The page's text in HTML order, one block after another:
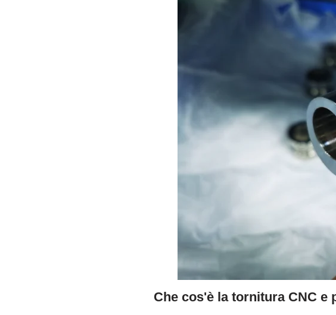
Che cos'è la tornitura CNC e